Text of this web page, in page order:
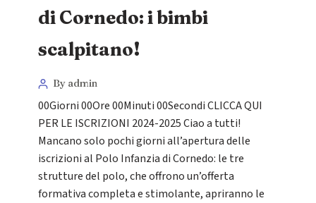
di Cornedo: i bimbi
scalpitano!
By admin
00Giorni 00Ore 00Minuti 00Secondi CLICCA QUI
PER LE ISCRIZIONI 2024-2025 Ciao a tutti!
Mancano solo pochi giorni all’apertura delle
iscrizioni al Polo Infanzia di Cornedo: le tre
strutture del polo, che offrono un’offerta
formativa completa e stimolante, apriranno le